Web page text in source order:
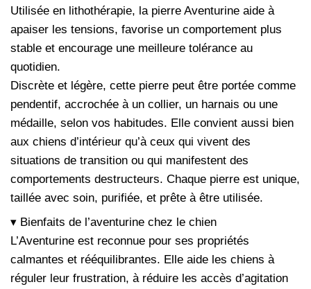
Utilisée en lithothérapie, la pierre Aventurine aide à
apaiser les tensions, favorise un comportement plus
stable et encourage une meilleure tolérance au
quotidien.
Discrète et légère, cette pierre peut être portée comme
pendentif, accrochée à un collier, un harnais ou une
médaille, selon vos habitudes. Elle convient aussi bien
aux chiens d’intérieur qu’à ceux qui vivent des
situations de transition ou qui manifestent des
comportements destructeurs. Chaque pierre est unique,
taillée avec soin, purifiée, et prête à être utilisée.
▾ Bienfaits de l’aventurine chez le chien
L’Aventurine est reconnue pour ses propriétés
calmantes et rééquilibrantes. Elle aide les chiens à
réguler leur frustration, à réduire les accès d’agitation